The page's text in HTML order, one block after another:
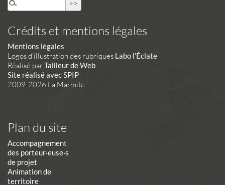
Crédits et mentions légales
Mentions légales
Logos d'illustration des rubriques Labo l'Éclate
Réalisé parTailleur de Web.
Site réalisé avec SPIP
2009-2026 La Marmite
Plan du site
Accompagnement
des porteur·euse·s
de projet
Animation de
territoire